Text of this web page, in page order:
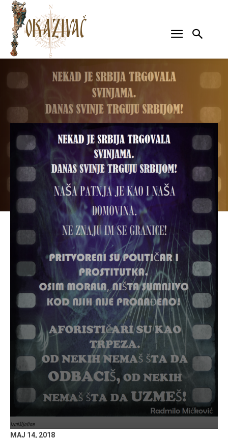
Izmišljotine
MAJ 14, 2018